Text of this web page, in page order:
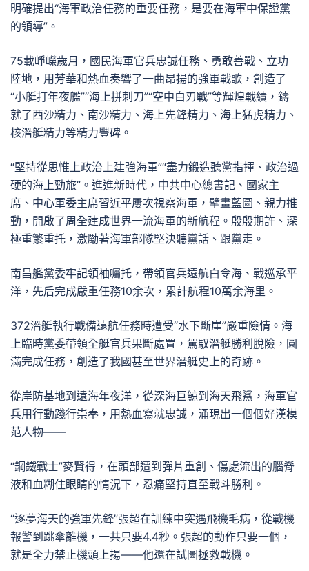
明確提出“海軍政治任務的重要任務，是要在海軍中保證黨
的領導”。
75載崢嶸歲月，國民海軍官兵忠誠任務、勇敢善戰、立功
陸地，用芳華和熱血奏響了一曲昂揚的強軍戰歌，創造了
“小艇打年夜艦”“海上拼刺刀”“空中白刃戰”等輝煌戰績，鑄
就了西沙精力、南沙精力、海上先鋒精力、海上猛虎精力、
核潛艇精力等精力豐碑。
“堅持從思惟上政治上建強海軍”“盡力鍛造聽黨指揮、政治過
硬的海上勁旅”。進進新時代，中共中心總書記、國家主
席、中心軍委主席習近平屢次視察海軍，擘畫藍圖、親力推
動，開啟了周全建成世界一流海軍的新航程。殷殷期許、深
極重繁重托，激勵著海軍部隊堅決聽黨話、跟黨走。
南昌艦黨委牢記領袖囑托，帶領官兵遠航白令海、戰巡承平
洋，先后完成嚴重任務10余次，累計航程10萬余海里。
372潛艇執行戰備遠航任務時遭受“水下斷崖”嚴重險情。海
上臨時黨委帶領全艇官兵果斷處置，駕馭潛艇勝利脫險，圓
滿完成任務，創造了我國甚至世界潛艇史上的奇跡。
從岸防基地到遠海年夜洋，從深海巨鯨到海天飛鯊，海軍官
兵用行動踐行崇奉，用熱血寫就忠誠，涌現出一個個好漢模
范人物——
“鋼鐵戰士”麥賢得，在頭部遭到彈片重創、傷處流出的腦脊
液和血糊住眼睛的情況下，忍痛堅持直至戰斗勝利。
“逐夢海天的強軍先鋒”張超在訓練中突遇飛機毛病，從戰機
報警到跳傘離機，一共只要4.4秒。張超的動作只要一個，
就是全力禁止機頭上揚——他還在試圖拯救戰機。